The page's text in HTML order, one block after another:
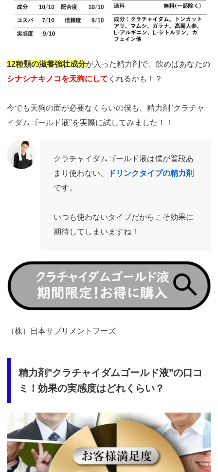
12種類の滋養強壮成分が入った精力剤で、飲めばあなたの
シナシナキノコを天狗にして くれるかも！？
今でも天狗の面が必要なくらいの僕も、精力剤"クラチャ
イダムゴールド液"を実際に試してみました！！
クラチャイダムゴールド液は僕が普段あ
まり使わない、
ドリンクタイプの精力剤
です。
いつも使わないタイプだからこそ効果に
期待してしまいますね！
https://t.afi-
b.com/visit.php?
guid=ON&a=98661e-
3292997k&p=p757084N
（株）日本サプリメントフーズ
精力剤"クラチャイダムゴールド液"の口コ
ミ！効果の実感度はどれくらい？
https://t.afi-
b.com/visit.php?
guid=ON&a=98661e-
3292997k&p=p757084N